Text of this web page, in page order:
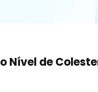
Nível de